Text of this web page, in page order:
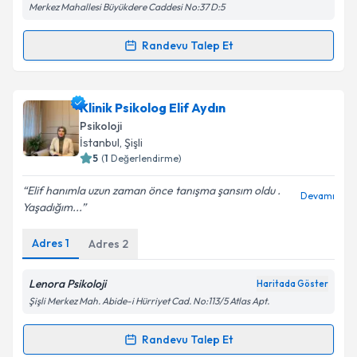
Kişisel verilerimin işlenmesine ilişkin
Metni'ni okudum ve kişisel verilerimin belirtilen
kapsamda işlenmesini kabul ediyorum.
Merkez Mahallesi Büyükdere Caddesi No:37 D:5
Randevu Talep Et
Randevu Takvimi Talebi
Psk. Ümit Kılıçlıoğluiçin randevu takvimi talebi
oluşturun. Size bu uzmandan randevu almanız için bir
takvim hazırlandığında e-posta ile bilgilendireceğiz.
Kişisel verilerimin işlenmesine ilişkin
Metni'ni okudum ve kişisel verilerimin belirtilen
kapsamda işlenmesini kabul ediyorum.
Takvim Talebini Gönder
Klinik Psikolog Elif Aydın
Psikoloji
İstanbul, Şişli
5 (1 Değerlendirme)
Elif hanımla uzun zaman önce tanışma şansım oldu .
Yaşadığım...
Devamı
Adres 1 Adres 2
Lenora Psikoloji Haritada Göster
Şişli Merkez Mah. Abide-i Hürriyet Cad. No:113/5 Atlas Apt.
Randevu Talep Et
Randevu Takvimi Talebi